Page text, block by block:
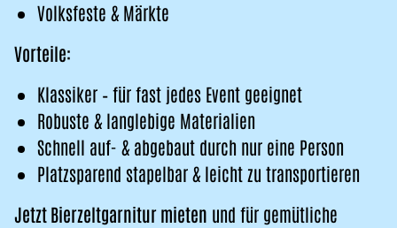
Volksfeste & Märkte
Vorteile:
Klassiker – für fast jedes Event geeignet
Robuste & langlebige Materialien
Schnell auf- & abgebaut durch nur eine Person
Platzsparend stapelbar & leicht zu transportieren
Jetzt Bierzeltgarnitur mieten und für gemütliche